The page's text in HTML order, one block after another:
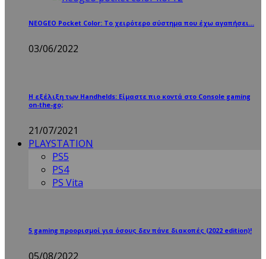
NEOGEO Pocket Color: Το χειρότερο σύστημα που έχω αγαπήσει…
03/06/2022
Η εξέλιξη των Handhelds: Είμαστε πιο κοντά στο Console gaming
on-the-go;
21/07/2021
PLAYSTATION
PS5
PS4
PS Vita
5 gaming προορισμοί για όσους δεν πάνε διακοπές (2022 edition)!
05/08/2022